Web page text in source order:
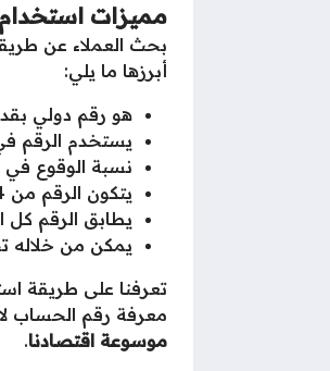
مميزات استخدام
بحث العملاء عن
أبرزها ما يلي:
هو رقم دولي
يستخدم الرقم في
نسبة الوقوع في
يتكون الرقم من 24 خانة منهم رقم حساب العميل، وبالتالي يصعب سرقته.
يطابق الرقم كل
يمكن من خلاله
تعرفنا على طريقة
معرفة رقم الحساب
موسوعة اقتصادنا.